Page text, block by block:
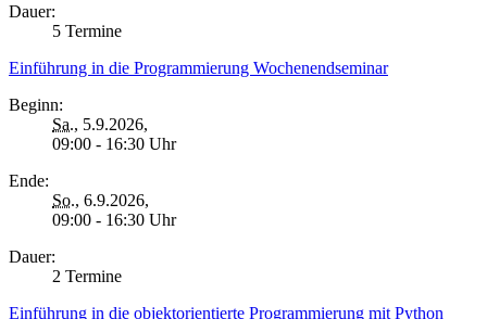
Dauer:
5 Termine
Einführung in die Programmierung Wochenendseminar
Beginn:
Sa., 5.9.2026,
09:00 - 16:30 Uhr
Ende:
So., 6.9.2026,
09:00 - 16:30 Uhr
Dauer:
2 Termine
Einführung in die objektorientierte Programmierung mit Python